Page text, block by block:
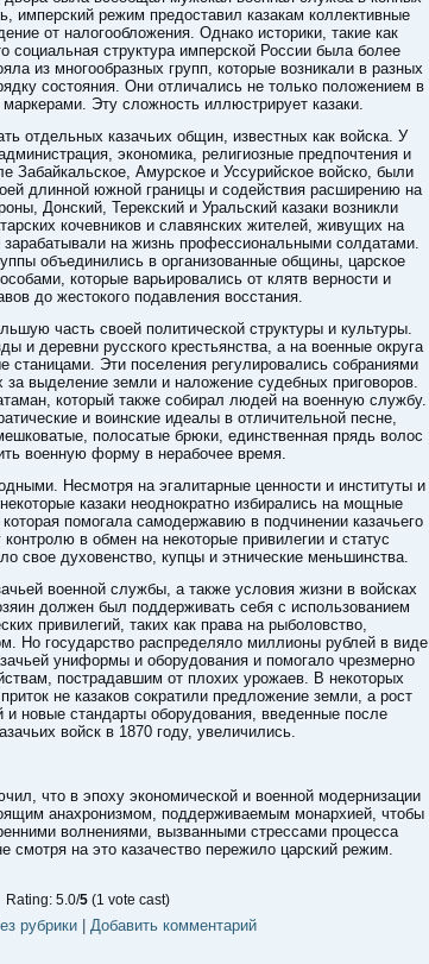
имперский режим предоставил казакам коллективные
от налогообложения. Однако историки, такие как
социальная структура имперской России была более
из многообразных групп, которые возникали в разных
состояния. Они отличались не только положением в
Эту сложность иллюстрирует казаки.
отдельных казачьих общин, известных как войска. У
экономика, религиозные предпочтения и
Забайкальское, Амурское и Уссурийское войско, были
длинной южной границы и содействия расширению на
Донский, Терекский и Уральский казаки возникли
кочевников и славянских жителей, живущих на
зарабатывали на жизнь профессиональными солдатами.
объединились в организованные общины, царское
которые варьировались от клятв верности и
до жестокого подавления восстания.
часть своей политической структуры и культуры.
и деревни русского крестьянства, а на военные округа
станицами. Эти поселения регулировались собраниями
за выделение земли и наложение судебных приговоров.
который также собирал людей на военную службу.
и воинские идеалы в отличительной песне,
полосатые брюки, единственная прядь волос
военную форму в нерабочее время.
Несмотря на эгалитарные ценности и институты и
казаки неоднократно избирались на мощные
помогала самодержавию в подчинении казачьего
в обмен на некоторые привилегии и статус
свое духовенство, купцы и этнические меньшинства.
военной службы, а также условия жизни в войсках
должен был поддерживать себя с использованием
привилегий, таких как права на рыболовство,
Но государство распределяло миллионы рублей в виде
униформы и оборудования и помогало чрезмерно
пострадавшим от плохих урожаев. В некоторых
не казаков сократили предложение земли, а рост
новые стандарты оборудования, введенные после
войск в 1870 году, увеличились.
что в эпоху экономической и военной модернизации
анахронизмом, поддерживаемым монархией, чтобы
волнениями, вызванными стрессами процесса
смотря на это казачество пережило царский режим.
Rating: 5.0/5 (1 vote cast)
рубрики| Добавить комментарий